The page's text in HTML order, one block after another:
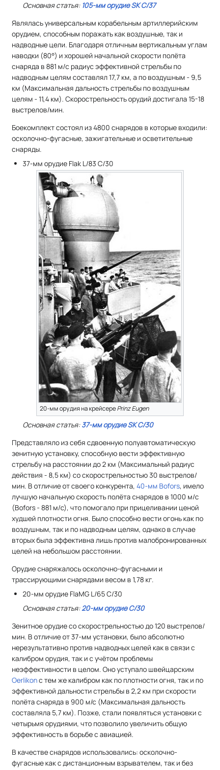
Основная статья: 105-мм орудие SK C/37
Являлась универсальным корабельным артиллерийским
орудием, способным поражать как воздушные, так и
надводные цели. Благодаря отличным вертикальным углам
наводки (80°) и хорошей начальной скорости полёта
снаряда в 881 м/c радиус эффективной стрельбы по
надводным целям составлял 17,7 км, а по воздушным - 9,5
км (Максимальная дальность стрельбы по воздушным
целям - 11,4 км). Скорострельность орудий достигала 15-18
выстрелов/мин.
Боекомплект состоял из 4800 снарядов в которые входили:
осколочно-фугасные, зажигательные и осветительные
снаряды.
37-мм орудие Flak L/83 C/30
20-мм орудия на крейсереPrinz Eugen
Основная статья:37-мм орудие SK C/30
Представляло из себя сдвоенную полуавтоматическую
зенитную установку, способную вести эффективную
стрельбу на расстоянии до 2 км (Максимальный радиус
действия - 8,5 км) со скорострельностью 30 выстрелов/
мин. В отличие от своего конкурента, 40-мм Bofors, имело
лучшую начальную скорость полёта снарядов в 1000 м/c
(Bofors - 881 м/c), что помогало при прицеливании ценой
худшей плотности огня. Было способно вести огонь как по
воздушным, так и по надводным целям, однако в случае
вторых была эффективна лишь против малобронированных
целей на небольшом расстоянии.
Орудие снаряжалось осколочно-фугасными и
трассирующими снарядами весом в 1,78 кг.
20-мм орудие FlaMG L/65 C/30
Основная статья:20-мм орудие C/30
Зенитное орудие со скорострельностью до 120 выстрелов/
мин. В отличие от 37-мм установки, было абсолютно
нерезультативно против надводных целей как в связи с
калибром орудия, так и с учётом проблемы
неэффективности в целом. Оно уступало швейцарским
Oerlikonс тем же калибром как по плотности огня, так и по
эффективной дальности стрельбы в 2,2 км при скорости
полёта снаряда в 900 м/с (Максимальная дальность
составляла 5,7 км). Позже, стали появляться установки с
четырьмя орудиями, что позволило увеличить общую
эффективность в борьбе с авиацией.
В качестве снарядов использовались: осколочно-
фугасные как с дистанционным взрывателем, так и без